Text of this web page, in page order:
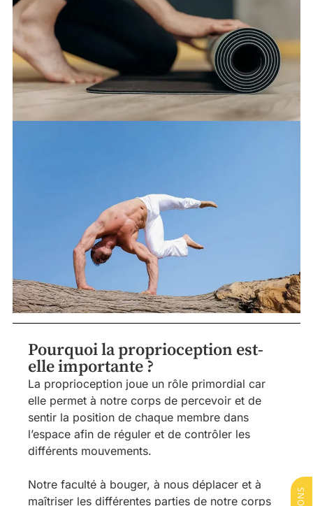
Pourquoi la proprioception est-
elle importante ?
La proprioception joue un rôle primordial car
elle permet à notre corps de percevoir et de
sentir la position de chaque membre dans
l’espace afin de réguler et de contrôler les
différents mouvements.
Notre faculté à bouger, à nous déplacer et à
maîtriser les différentes parties de notre corps